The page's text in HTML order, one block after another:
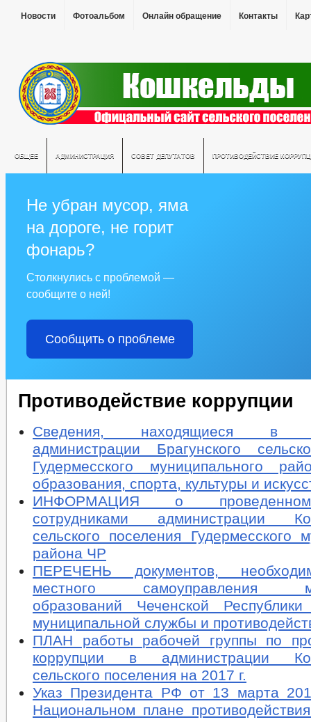
Новости Фотоальбом Онлайн обращение Контакты
ОБЩЕЕ АДМИНИСТРАЦИЯ СОВЕТ ДЕПУТАТОВ ПРОТИВОДЕЙСТВИЕ
Не убран мусор, яма
на дороге, не горит
фонарь?
Столкнулись с проблемой —
сообщите о ней!
Сообщить о проблеме
Противодействие коррупции
Сведения, находящиеся в
администрации Брагунского
Гудермесского муниципального
образования, спорта, культуры и
ИНФОРМАЦИЯ о
сотрудниками администрации
сельского поселения Гудермесского
района ЧР
ПЕРЕЧЕНЬ документов,
местного самоуправления
образований Чеченской
муниципальной службы и
ПЛАН работы рабочей группы по
коррупции в администрации
сельского поселения на 2017 г.
Указ Президента РФ от 13 марта
Национальном плане